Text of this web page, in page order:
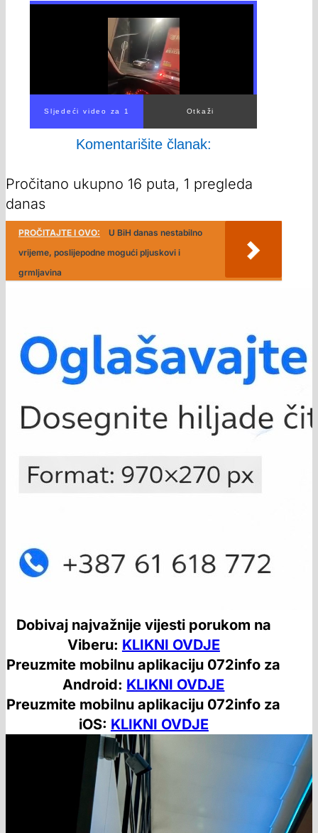
00:00 01:27
Komentarišite članak:
Pročitano ukupno 16 puta, 1 pregleda
danas
PROČITAJTE I OVO:
U BiH danas nestabilno
vrijeme, poslijepodne mogući pljuskovi i
grmljavina
Dobivaj najvažnije vijesti porukom na
Viberu: KLIKNI OVDJE
Preuzmite mobilnu aplikaciju 072info za
Android: KLIKNI OVDJE
Preuzmite mobilnu aplikaciju 072info za
iOS: KLIKNI OVDJE